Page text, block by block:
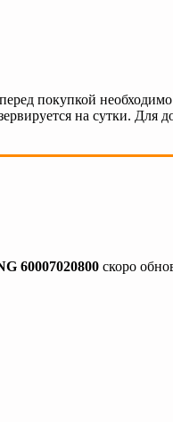
покупкой
на сутки. Для
60007020800 скоро